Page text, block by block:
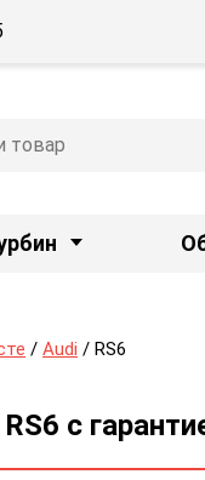
/ Audi / RS6
с